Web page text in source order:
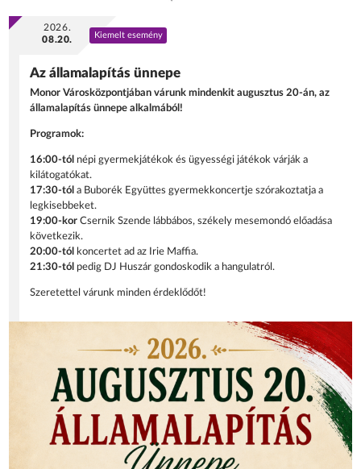
2026.
08.20.
Kiemelt esemény
Az államalapítás ünnepe
Monor Városközpontjában várunk mindenkit augusztus 20-án, az
államalapítás ünnepe alkalmából!
Programok:
16:00-tól népi gyermekjátékok és ügyességi játékok várják a
kilátogatókat.
17:30-tól a Buborék Együttes gyermekkoncertje szórakoztatja a
legkisebbeket.
19:00-korCsernik Szende lábbábos, székely mesemondó előadása
következik.
20:00-tól
koncertet ad az Irie Maffia.
21:30-tól pedig DJ Huszár gondoskodik a hangulatról.
Szeretettel várunk minden érdeklődőt!